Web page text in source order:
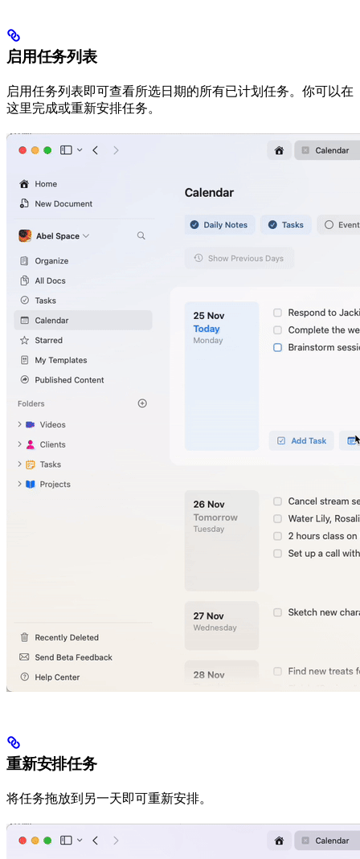
启用任务列表
启用任务列表即可查看所选日期的所有已计划任务。你可以在
这里完成或重新安排任务。
重新安排任务
将任务拖放到另一天即可重新安排。